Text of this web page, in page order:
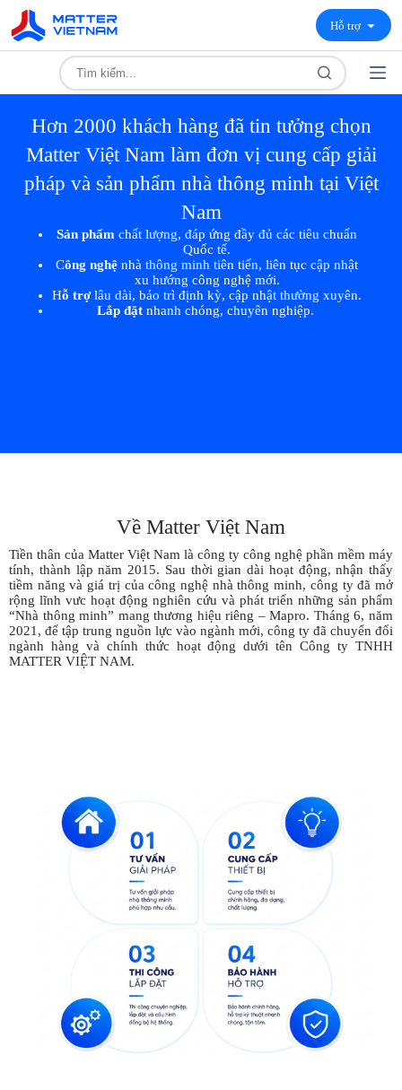
Hỗ trợ
Hơn 2000 khách hàng đã tin tưởng chọn
Matter Việt Nam làm đơn vị cung cấp giải
pháp và sản phẩm nhà thông minh tại Việt
Nam
Sản phẩm chất lượng, đáp ứng đầy đủ các tiêu chuẩn
Quốc tế.
Công nghệ nhà thông minh tiên tiến, liên tục cập nhật
xu hướng công nghệ mới.
Hỗ trợlâu dài, bảo trì định kỳ, cập nhật thường xuyên.
Lắp đặt nhanh chóng, chuyên nghiệp.
Về Matter Việt Nam
Tiền thân của Matter Việt Nam là công ty công nghệ phần mềm máy
tính, thành lập năm 2015. Sau thời gian dài hoạt động, nhận thấy
tiềm năng và giá trị của công nghệ nhà thông minh, công ty đã mở
rộng lĩnh vưc hoạt động nghiên cứu và phát triển những sản phẩm
“Nhà thông minh” mang thương hiệu riêng – Mapro. Tháng 6, năm
2021, để tập trung nguồn lực vào ngành mới, công ty đã chuyển đổi
ngành hàng và chính thức hoạt động dưới tên Công ty TNHH
MATTER VIỆT NAM.